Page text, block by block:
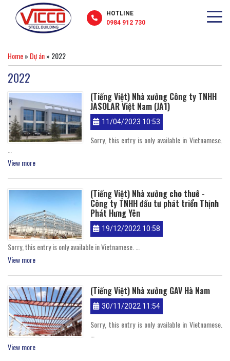
HOTLINE
0984 912 730
Home» Dự án» 2022
2022
(Tiếng Việt) Nhà xưởng Công ty TNHH
JASOLAR Việt Nam (JA1)
11/04/2023 10:53
Sorry, this entry is only available in Vietnamese.
View more
(Tiếng Việt) Nhà xưởng cho thuê -
Công ty TNHH đầu tư phát triển Thịnh
Phát Hưng Yên
19/12/2022 10:58
Sorry, this entry is only available in Vietnamese. …
View more
(Tiếng Việt) Nhà xưởng GAV Hà Nam
30/11/2022 11:54
Sorry, this entry is only available in Vietnamese.
View more